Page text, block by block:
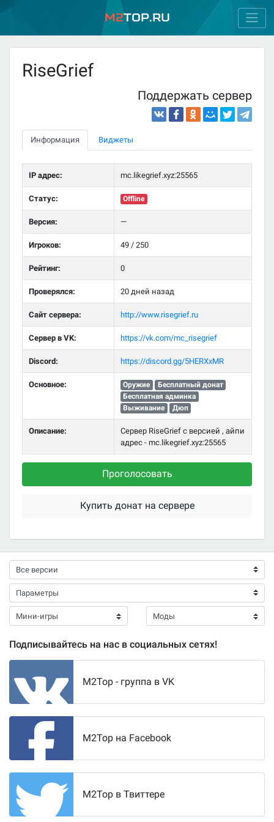
M2Top.ru
RiseGrief
Поддержать сервер
Информация Виджеты
IP адрес: mc.likegrief.xyz:25565
Статус: Offline
Версия: —
Игроков: 49 / 250
Рейтинг: 0
Проверялся: 20 дней назад
Сайт сервера: http://www.risegrief.ru
Сервер в VK: https://vk.com/mc_risegrief
Discord: https://discord.gg/5HERXxMR
Основное: Оружие
Бесплатный донат
Бесплатная админка
Выживание
Дюп
Описание:
Сервер RiseGrief с версией , айпи
адрес - mc.likegrief.xyz:25565
Проголосовать
Купить донат на сервере
Подписывайтесь на нас в социальных сетях!
M2Top - группа в VK
M2Top на Facebook
M2Top в Твиттере